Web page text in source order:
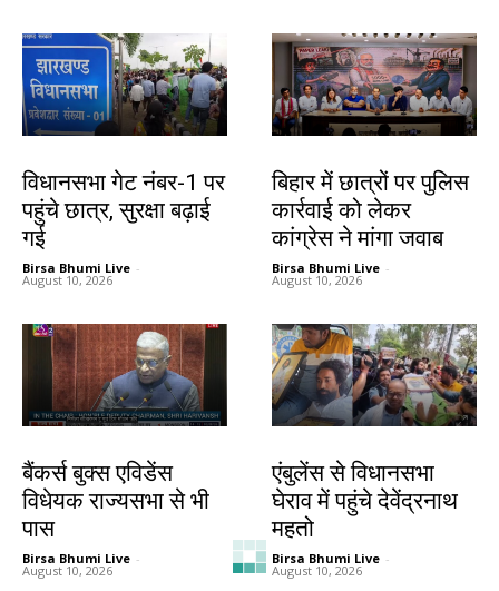
विधानसभा गेट नंबर-1 पर
पहुंचे छात्र, सुरक्षा बढ़ाई
गई
Birsa Bhumi Live -
August 10, 2026
बिहार में छात्रों पर पुलिस
कार्रवाई को लेकर
कांग्रेस ने मांगा जवाब
Birsa Bhumi Live -
August 10, 2026
बैंकर्स बुक्स एविडेंस
विधेयक राज्यसभा से भी
पास
Birsa Bhumi Live -
August 10, 2026
एंबुलेंस से विधानसभा
घेराव में पहुंचे देवेंद्रनाथ
महतो
Birsa Bhumi Live -
August 10, 2026